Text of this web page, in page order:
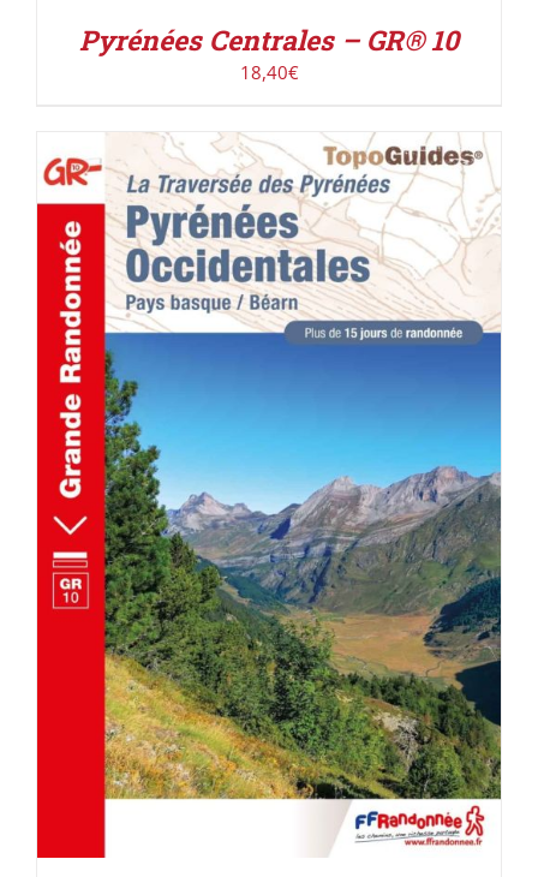
Pyrénées Centrales – GR® 10
18,40€
ACHETER LE PRODUIT / DÉTAILS